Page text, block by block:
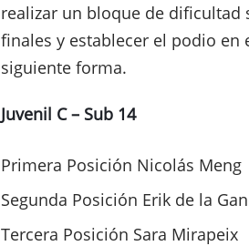
realizar un bloque de
finales y establecer el podio
siguiente forma.
Juvenil C – Sub 14
Primera Posición Nicolás Meng
Segunda Posición Erik de la
Tercera Posición Sara Mirapeix